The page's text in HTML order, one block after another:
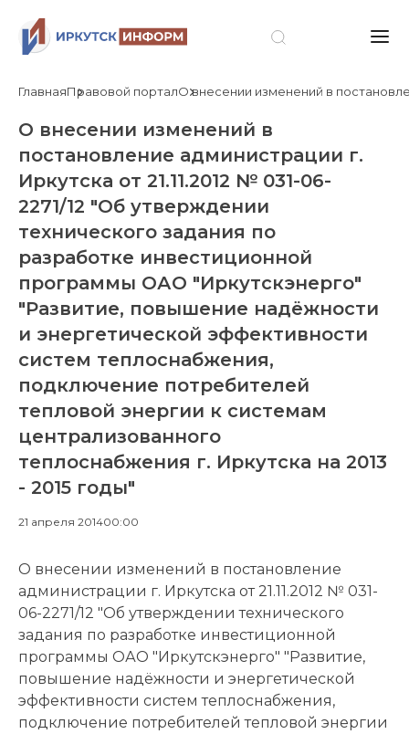
ГлавнаяПравовой порталО внесении изменений в
О внесении изменений в
постановление администрации г.
Иркутска от 21.11.2012 № 031-06-
2271/12 "Об утверждении
технического задания по
разработке инвестиционной
программы ОАО "Иркутскэнерго"
"Развитие, повышение надёжности
и энергетической эффективности
систем теплоснабжения,
подключение потребителей
тепловой энергии к системам
централизованного
теплоснабжения г. Иркутска на 2013
- 2015 годы"
21 апреля 201400:00
О внесении изменений в постановление
администрации г. Иркутска от 21.11.2012 № 031-
06-2271/12 "Об утверждении технического
задания по разработке инвестиционной
программы ОАО "Иркутскэнерго" "Развитие,
повышение надёжности и энергетической
эффективности систем теплоснабжения,
подключение потребителей тепловой энергии